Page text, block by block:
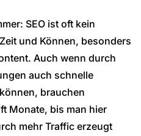
SEO ist oft kein
und Können, besonders
Auch wenn durch
auch schnelle
brauchen
Monate, bis man hier
mehr Traffic erzeugt